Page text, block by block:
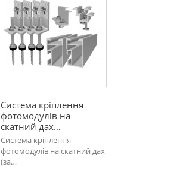
Система кріплення
фотомодулів на
скатний дах…
Система кріплення
фотомодулів на скатний дах
(за…